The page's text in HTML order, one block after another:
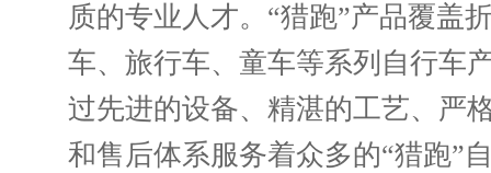
质的专业人才。“猎跑”产品覆盖
车、旅行车、童车等系列自行车
过先进的设备、精湛的工艺、严
和售后体系服务着众多的“猎跑”